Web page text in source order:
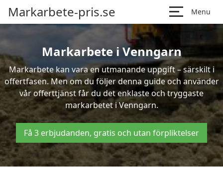
Markarbete-pris.se Menu
Markarbete i Venngarn
Markarbete kan vara en utmanande uppgift – särskilt i
offertfasen. Men om du följer denna guide och använder
vår offerttjänst får du det enklaste och tryggaste
markarbetet i Venngarn.
Få 3 erbjudanden, gratis och utan förpliktelser